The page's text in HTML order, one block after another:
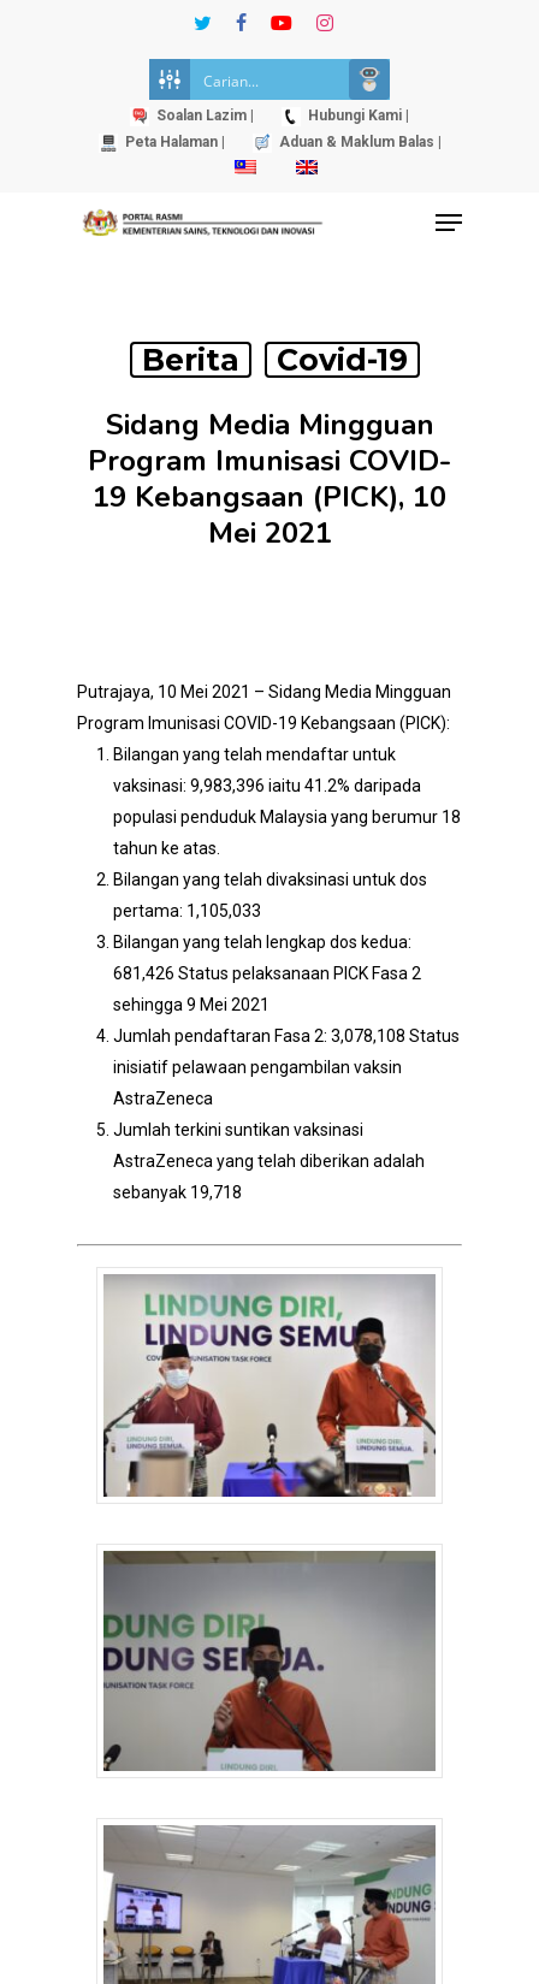
twitterfacebookyoutubeinstagram
Soalan Lazim |
Hubungi Kami |
Peta Halaman |
Aduan & Maklum Balas |
Menu
Berita Covid-19
Sidang Media Mingguan
Program Imunisasi COVID-
19 Kebangsaan (PICK), 10
Mei 2021
Putrajaya, 10 Mei 2021 – Sidang Media Mingguan
Program Imunisasi COVID-19 Kebangsaan (PICK):
Bilangan yang telah mendaftar untuk
vaksinasi: 9,983,396 iaitu 41.2% daripada
populasi penduduk Malaysia yang berumur 18
tahun ke atas.
Bilangan yang telah divaksinasi untuk dos
pertama: 1,105,033
Bilangan yang telah lengkap dos kedua:
681,426 Status pelaksanaan PICK Fasa 2
sehingga 9 Mei 2021
Jumlah pendaftaran Fasa 2: 3,078,108 Status
inisiatif pelawaan pengambilan vaksin
AstraZeneca
Jumlah terkini suntikan vaksinasi
AstraZeneca yang telah diberikan adalah
sebanyak 19,718